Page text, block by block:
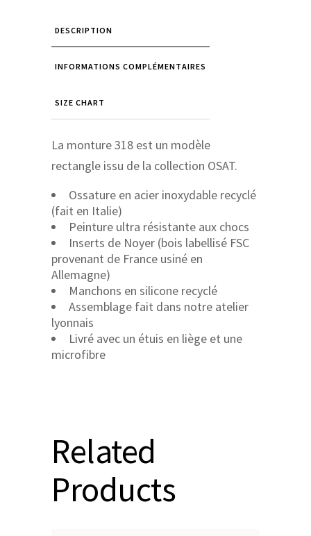
DESCRIPTION
INFORMATIONS COMPLÉMENTAIRES
SIZE CHART
La monture 318 est un modèle
rectangle issu de la collection OSAT.
Ossature en acier inoxydable recyclé
(fait en Italie)
Peinture ultra résistante aux chocs
Inserts de Noyer (bois labellisé FSC
provenant de France usiné en
Allemagne)
Manchons en silicone recyclé
Assemblage fait dans notre atelier
lyonnais
Livré avec un étuis en liège et une
microfibre
Related
Products